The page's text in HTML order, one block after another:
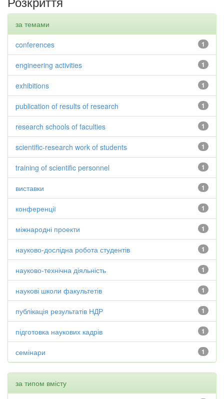
за темами
1
conferences
1
engineering activities
1
exhibitions
1
publication of results of research
1
research schools of faculties
1
scientific-research work of students
1
training of scientific personnel
1
виставки
1
конференції
1
міжнародні проекти
1
науково-дослідна робота студентів
1
науково-технічна діяльність
1
наукові школи факультетів
1
публікація результатів НДР
1
підготовка наукових кадрів
1
семінари
за типом вмісту